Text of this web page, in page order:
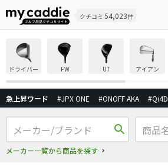
クチコミ 54,023件
ドライバー FW UT アイアン
急上昇ワード #JPX ONE #ONOFF AKA #Qi4D
search
メーカー一覧から商品を探す